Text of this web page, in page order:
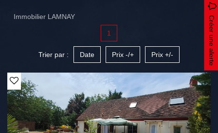
Immobilier LAMNAY Créer une alerte
1
Trier par : Date Prix -/+ Prix +/-